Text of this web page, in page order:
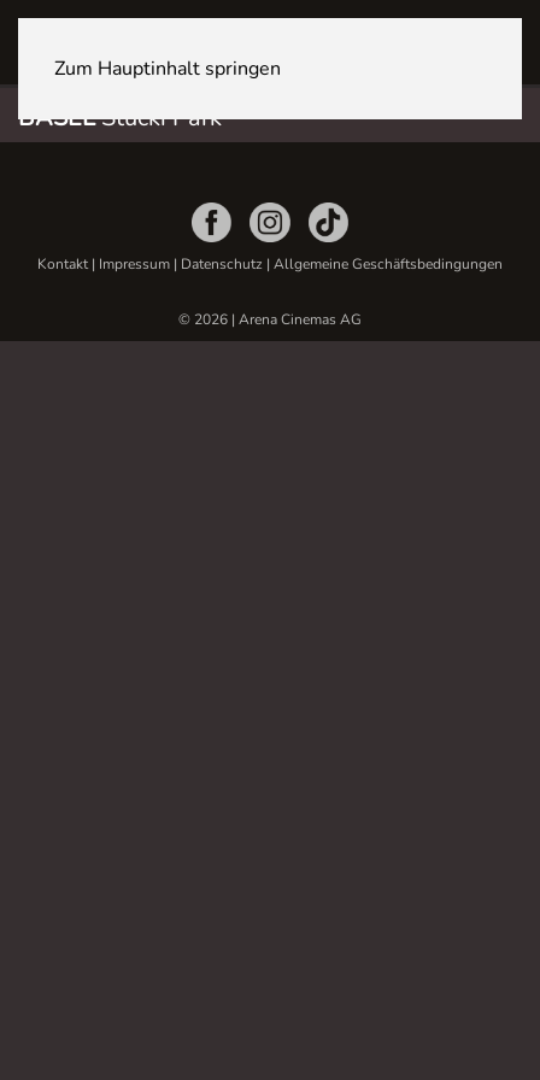
Zum Hauptinhalt springen
BASELStücki Park
Kontakt| Impressum | Datenschutz | Allgemeine Geschäftsbedingungen
© 2026 | Arena Cinemas AG